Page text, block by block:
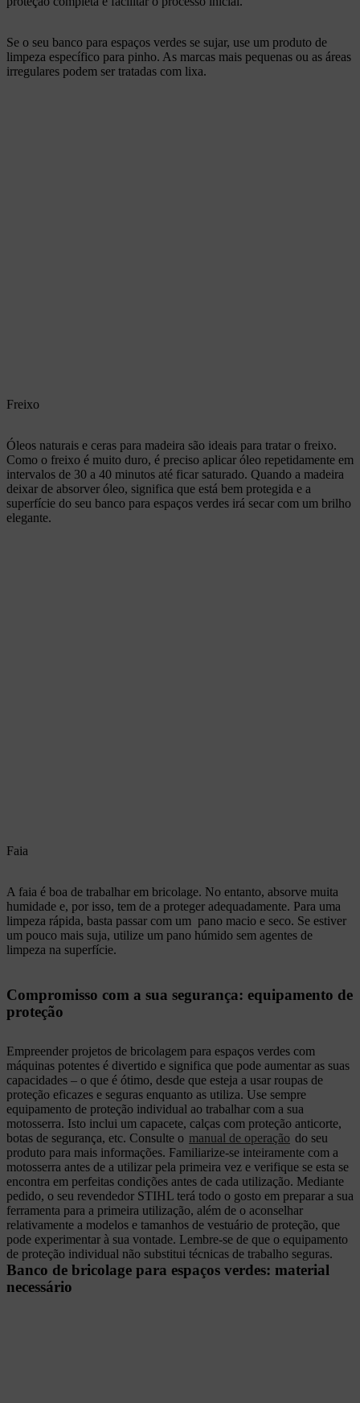
Se o seu banco para espaços verdes se sujar, use um produto de
limpeza específico para pinho. As marcas mais pequenas ou as áreas
irregulares podem ser tratadas com lixa.
Freixo
Óleos naturais e ceras para madeira são ideais para tratar o freixo.
Como o freixo é muito duro, é preciso aplicar óleo repetidamente em
intervalos de 30 a 40 minutos até ficar saturado. Quando a madeira
deixar de absorver óleo, significa que está bem protegida e a
superfície do seu banco para espaços verdes irá secar com um brilho
elegante.
Faia
A faia é boa de trabalhar em bricolage. No entanto, absorve muita
humidade e, por isso, tem de a proteger adequadamente. Para uma
limpeza rápida, basta passar com um pano macio e seco. Se estiver
um pouco mais suja, utilize um pano húmido sem agentes de
limpeza na superfície.
Compromisso com a sua segurança: equipamento de
proteção
Empreender projetos de bricolagem para espaços verdes com
máquinas potentes é divertido e significa que pode aumentar as suas
capacidades – o que é ótimo, desde que esteja a usar roupas de
proteção eficazes e seguras enquanto as utiliza. Use sempre
equipamento de proteção individual ao trabalhar com a sua
motosserra. Isto inclui um capacete, calças com proteção anticorte,
botas de segurança, etc. Consulte o manual de operação do seu
produto para mais informações. Familiarize-se inteiramente com a
motosserra antes de a utilizar pela primeira vez e verifique se esta se
encontra em perfeitas condições antes de cada utilização. Mediante
pedido, o seu revendedor STIHL terá todo o gosto em preparar a sua
ferramenta para a primeira utilização, além de o aconselhar
relativamente a modelos e tamanhos de vestuário de proteção, que
pode experimentar à sua vontade. Lembre-se de que o equipamento
de proteção individual não substitui técnicas de trabalho seguras.
Banco de bricolage para espaços verdes: material
necessário